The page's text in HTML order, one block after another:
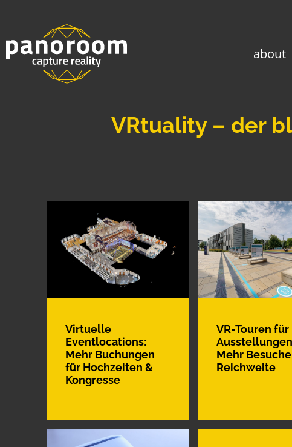
about
VRtuality – der
Virtuelle
Eventlocations:
Mehr Buchungen
für Hochzeiten &
Kongresse
VR-Touren für
Mehr
Reichweite